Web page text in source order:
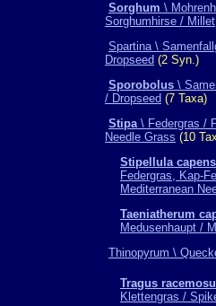
Sorghum \
Sorghumhirse / Millet
Spartina \
Dropseed (2 Syn.)
Sporobolus \
/ Dropseed (7 Taxa)
Stipa\ Federgras /
Needle Grass (10
Stipellula
Federgras, Kap-
Mediterranean
Taeniatherum
Medusenhaupt /
Thinopyrum \
Tragus
Klettengras /